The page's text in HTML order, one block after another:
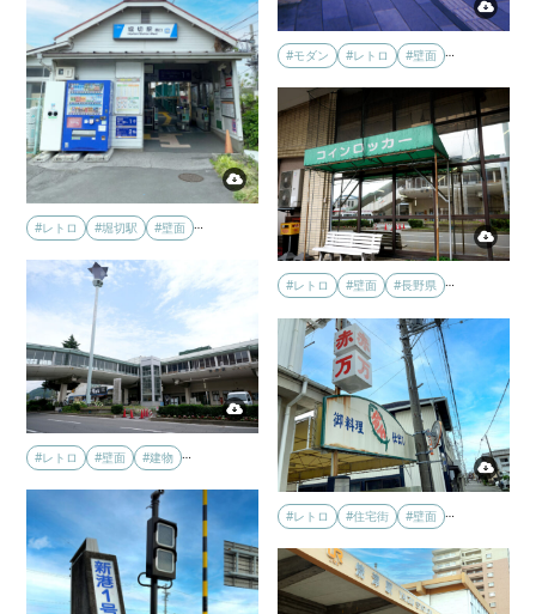
#モダン #レトロ #壁面 …
#レトロ #堀切駅 #壁面 …
#レトロ #壁面 #長野県 …
#レトロ #壁面 #建物 …
#レトロ #住宅街 #壁面